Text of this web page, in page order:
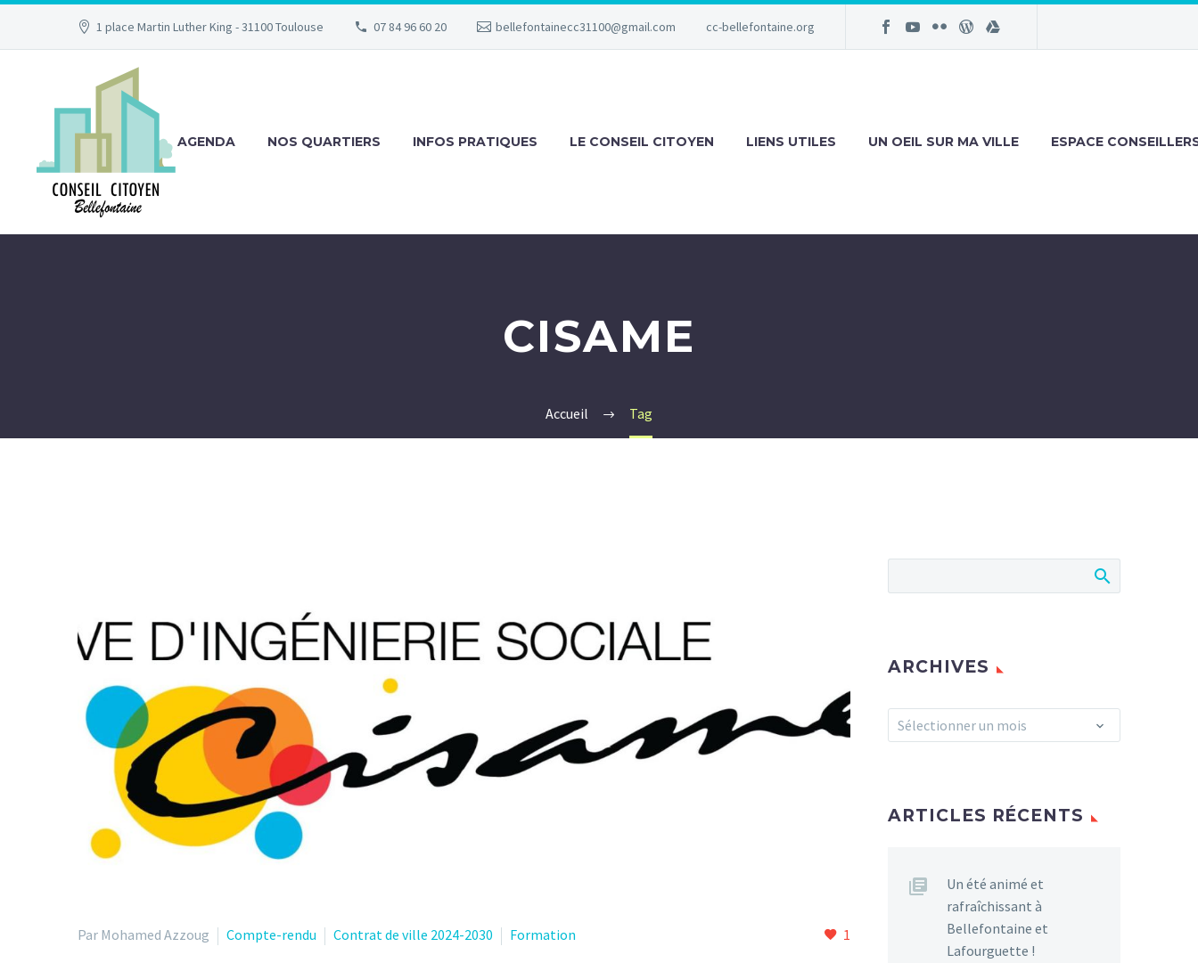
1 place Martin Luther King - 31100 Toulouse 07 84 96 60 20 bellefontainecc31100@gmail.com cc-bellefontaine.org
AGENDA NOS QUARTIERS INFOS PRATIQUES LE CONSEIL CITOYEN LIENS UTILES UN OEIL SUR MA VILLE ESPACE
CISAME
Accueil Tag
1
Par Mohamed Azzoug Compte-rendu Contrat de ville 2024-2030 Formation
ARCHIVES
Archives
Sélectionner un mois
ARTICLES RÉCENTS
Un été animé et
rafraîchissant à
Bellefontaine et
Lafourguette !